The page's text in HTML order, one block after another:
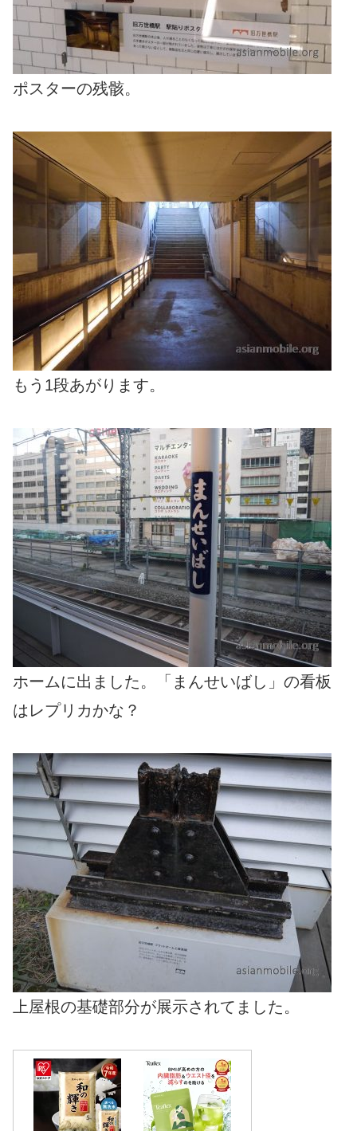
ポスターの残骸。
もう1段あがります。
ホームに出ました。「まんせいばし」の看板
はレプリカかな？
上屋根の基礎部分が展示されてました。